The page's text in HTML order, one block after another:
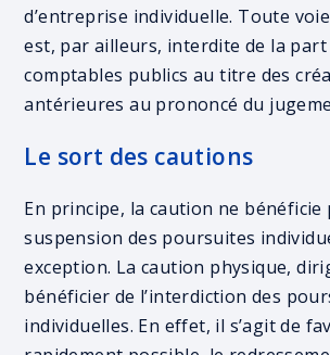
d’entreprise individuelle. Toute
est, par ailleurs, interdite de la part
comptables publics au titre des
antérieures au prononcé du
Le sort des cautions
En principe, la caution ne bénéficie
suspension des poursuites
exception. La caution physique,
bénéficier de l’interdiction des
individuelles. En effet, il s’agit de